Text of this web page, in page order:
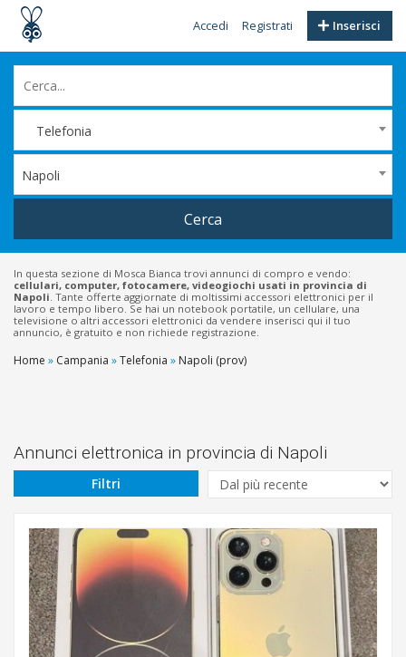
Inserisci
Accedi Registrati
Telefonia
Napoli
Cerca
In questa sezione di Mosca Bianca trovi annunci di compro e vendo:
cellulari, computer, fotocamere, videogiochi usati in provincia di
Napoli. Tante offerte aggiornate di moltissimi accessori elettronici per il
lavoro e tempo libero. Se hai un notebook portatile, un cellulare, una
televisione o altri accessori elettronici da vendere inserisci qui il tuo
annuncio, è gratuito e non richiede registrazione.
€
A
€
Tipologia
Home » Campania »Telefonia » Napoli (prov)
Annunci elettronica in provincia di Napoli
Filtri